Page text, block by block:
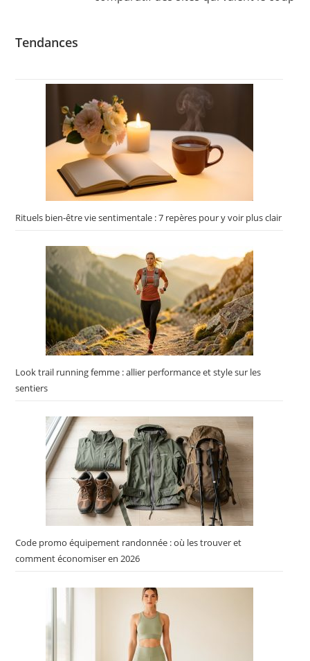
Tendances
Rituels bien-être vie sentimentale : 7 repères pour y voir plus clair
Look trail running femme : allier performance et style sur les
sentiers
Code promo équipement randonnée : où les trouver et
comment économiser en 2026